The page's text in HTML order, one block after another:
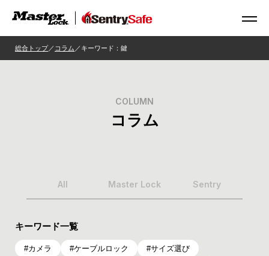
総合トップ コラム キーワード：鍵
COLUMN
コラム
All Master Lock Sentry
キーワード一覧
カメラ ケーブルロック
サイズ選び